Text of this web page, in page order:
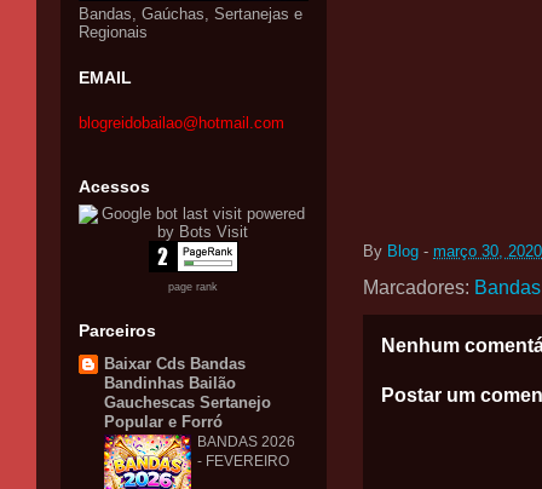
By Blog - março 30, 2020
Marcadores: Bandas
Nenhum
Postar um
Bandas, Gaúchas, Sertanejas e
Regionais
EMAIL
blogreidobailao@hotmail.com
Acessos
page rank
Parceiros
Baixar Cds Bandas
Bandinhas Bailão
Gauchescas Sertanejo
Popular e Forró
BANDAS 2026
- FEVEREIRO